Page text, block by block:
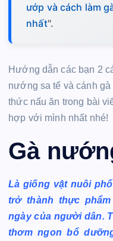
ướp và cách làm
nhất".
Hướng dẫn các bạn 2
nướng sa tế và cánh
thức nấu ăn trong bài
hợp với mình nhất nhé!
Gà
Là giống vật nuôi
trở thành thực
ngày của người dân.
thơm ngon bổ